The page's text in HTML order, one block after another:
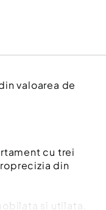
valoarea de
cu trei
din
si utilata,